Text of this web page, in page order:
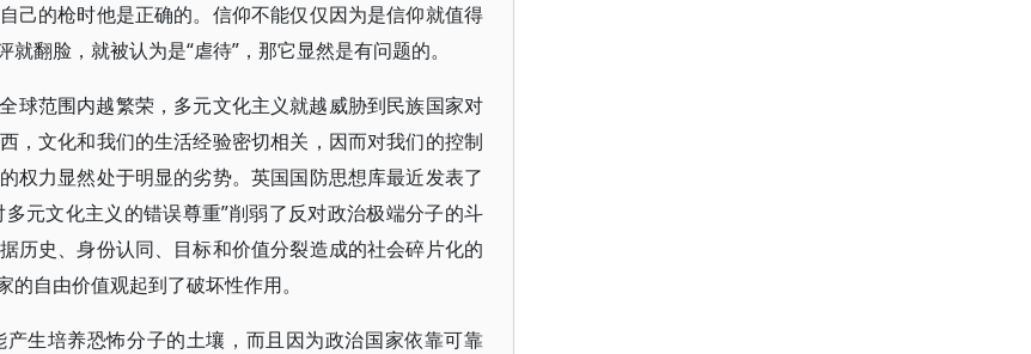
己的枪时他是正确的。信仰不能仅仅因为是信仰就值得
翻脸，就被认为是“虐待”，那它显然是有问题的。
球范围内越繁荣，多元文化主义就越威胁到民族国家对
，文化和我们的生活经验密切相关，因而对我们的控制
权力显然处于明显的劣势。英国国防思想库最近发表了
元文化主义的错误尊重”削弱了反对政治极端分子的斗
历史、身份认同、目标和价值分裂造成的社会碎片化的
自由价值观起到了破坏性作用。
生培养恐怖分子的土壤，而且因为政治国家依靠可靠